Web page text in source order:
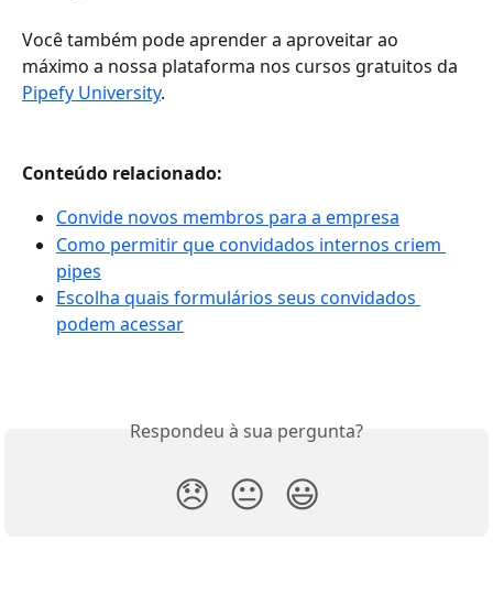
Você também pode aprender a aproveitar ao
máximo a nossa plataforma nos cursos gratuitos da
Pipefy University.
Conteúdo relacionado:
Convide novos membros para a empresa
Como permitir que convidados internos criem
pipes
Escolha quais formulários seus convidados
podem acessar
Respondeu à sua pergunta?
😞 😐 😃